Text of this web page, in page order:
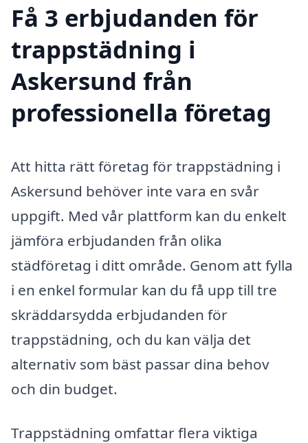
Få 3 erbjudanden för
trappstädning i
Askersund från
professionella företag
Att hitta rätt företag för trappstädning i
Askersund behöver inte vara en svår
uppgift. Med vår plattform kan du enkelt
jämföra erbjudanden från olika
städföretag i ditt område. Genom att fylla
i en enkel formular kan du få upp till tre
skräddarsydda erbjudanden för
trappstädning, och du kan välja det
alternativ som bäst passar dina behov
och din budget.
Trappstädning omfattar flera viktiga